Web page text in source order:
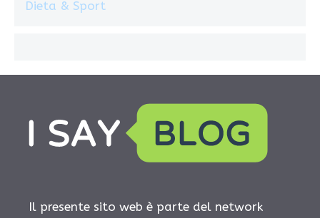
Dieta & Sport
Il presente sito web è parte del network